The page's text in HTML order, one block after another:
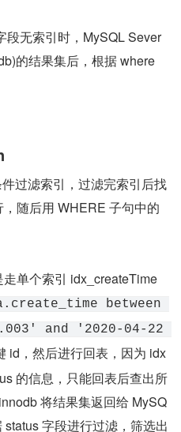
段无索引时，MySQL Sever
的结果集后，根据 where
过滤索引，过滤完索引后找
随后用 WHERE 子句中的
单个索引 idx_createTime
between
and '2020-04-22
id，然后进行回表，因为 idx
的信息，只能回表后查出所
将结果集返回给 MySQ
字段进行过滤，筛选出